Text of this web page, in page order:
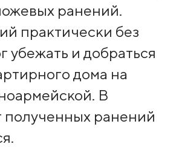
ранений.
практически без
убежать и добраться
дома на
В
полученных ранений